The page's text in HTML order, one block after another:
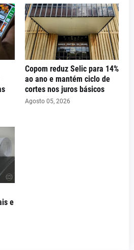
Copom reduz Selic para 14%
ao ano e mantém ciclo de
cortes nos juros básicos
Agosto 05, 2026
e